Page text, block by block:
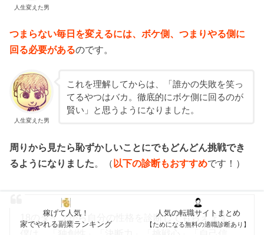
人生変えた男
つまらない毎日を変えるには、ボケ側、つまりやる側に
回る必要があるのです。
人生変えた男
これを理解してからは、「誰かの失敗を笑っ
てるやつはバカ。徹底的にボケ側に回るのが
賢い」と思うようになりました。
周りから見たら恥ずかしいことにでもどんどん挑戦でき
るようになりました。（ 以下の診断もおすすめです！）
18のタイプから自分の性格を診断してもらえます。
稼げて人気！
家でやれる副業ランキング
人気の転職サイトまとめ
【ためになる無料の適職診断あり】